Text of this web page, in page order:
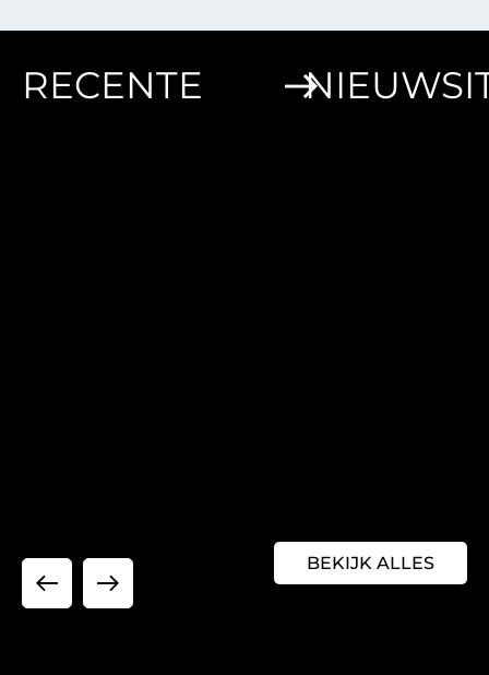
RECENTE
BEKIJK ALLES